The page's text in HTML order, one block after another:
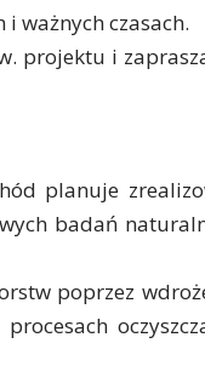
ważnych czasach.
projektu i
planuje
badań
poprzez